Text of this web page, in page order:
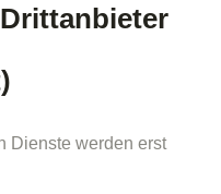
Dienste werden erst